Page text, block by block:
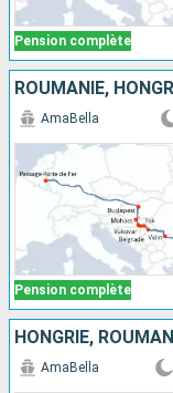
Pension complète
Pension complète
AmaBella
AmaBella